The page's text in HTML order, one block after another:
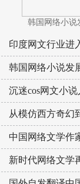
韩国网络小说
印度网文行业进
韩国网络小说发
沉迷cos网文小
从模仿西方奇幻
中国网络文学作
新时代网络文学